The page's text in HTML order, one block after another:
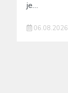
je…
06.08.2026